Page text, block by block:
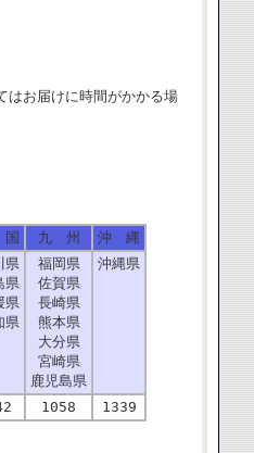
はお届けに時間がかかる場
九 州
沖 縄
県
県
県
県
福岡県
佐賀県
長崎県
熊本県
大分県
宮崎県
鹿児島県
沖縄県
1058 1339